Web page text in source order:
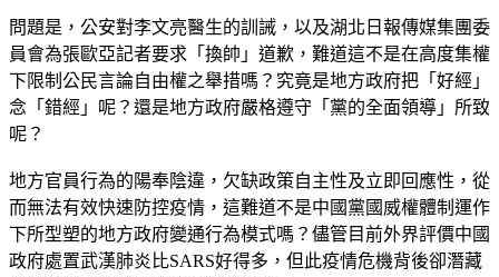
問題是，公安對李文亮醫生的訓誡，以及湖北日報傳媒集團委
員會為張歐亞記者要求「換帥」道歉，難道這不是在高度集權
下限制公民言論自由權之舉措嗎？究竟是地方政府把「好經」
念「錯經」呢？還是地方政府嚴格遵守「黨的全面領導」所致
呢？
地方官員行為的陽奉陰違，欠缺政策自主性及立即回應性，從
而無法有效快速防控疫情，這難道不是中國黨國威權體制運作
下所型塑的地方政府變通行為模式嗎？儘管目前外界評價中國
政府處置武漢肺炎比SARS好得多，但此疫情危機背後卻潛藏